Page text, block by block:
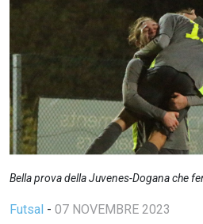
Bella prova della Juvenes-Dogana che
Futsal - 07 NOVEMBRE 2023